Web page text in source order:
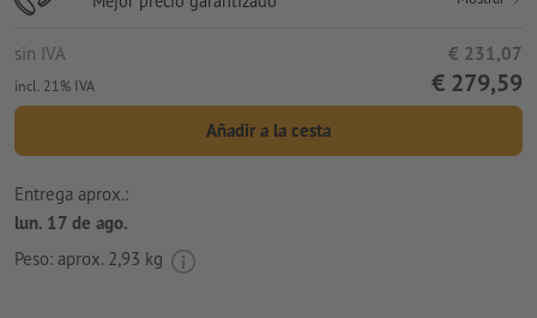
sin IVA € 231,07
incl. 21% IVA € 279,59
Añadir a la cesta
Entrega aprox.:
lun. 17 de ago.
Peso: aprox. 2,93 kg